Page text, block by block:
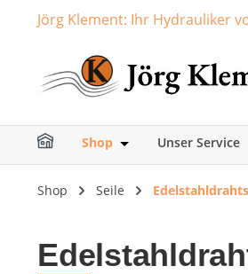
Zur Hauptnavigation
Jörg Klement: Ihr Hydrauliker
Shop Öffne oderUnser Service
Shop Seile